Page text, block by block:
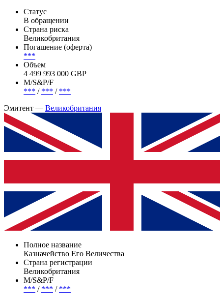
Статус
В обращении
Страна риска
Великобритания
Погашение (оферта)
***
Объем
4 499 993 000 GBP
М/S&P/F
*** / *** / ***
Эмитент — Великобритания
Полное название
Казначейство Его Величества
Страна регистрации
Великобритания
М/S&P/F
*** / *** / ***